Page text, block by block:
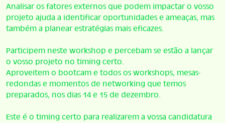
Analisar os fatores externos que podem impactar o vosso
projeto ajuda a identificar oportunidades e ameaças, mas
também a planear estratégias mais eficazes.
Participem neste workshop e percebam se estão a lançar
o vosso projeto no timing certo.
Aproveitem o bootcam e todos os workshops, mesas-
redondas e momentos de networking que temos
preparados, nos dias 14 e 15 de dezembro.
Este é o timing certo para realizarem a vossa candidatura